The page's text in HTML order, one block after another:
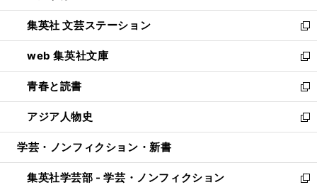
開
く
ウ
ィ
ン
ド
ウ
で
開
く
し
い
ウ
ィ
ン
ド
ウ
で
開
集英社 文芸ステーション
新
し
い
ウ
ィ
ン
ド
ウ
開
く
web 集英社文庫
新
し
い
ウ
ィ
ン
ウ
で
青春と読書
新
し
い
ウ
ン
ド
アジア人物史
新
し
ウ
ィ
学芸・ノンフィクション・新書
集英社学芸部 - 学芸・ノンフィクション
新